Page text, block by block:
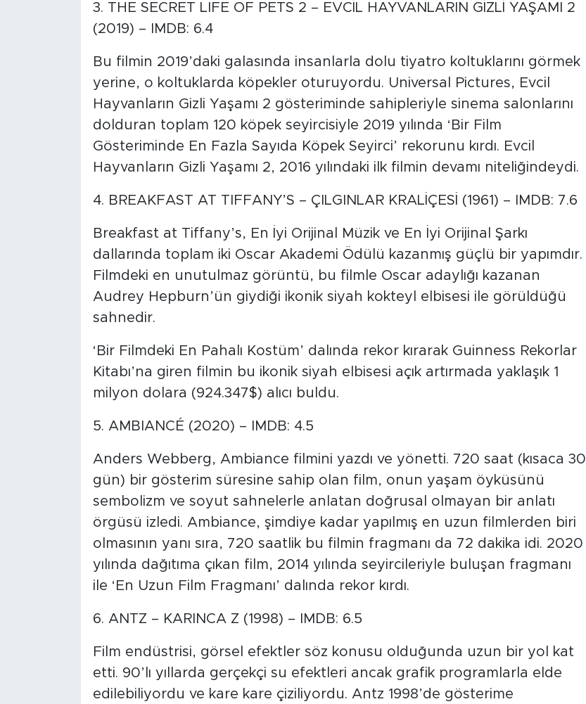
3. THE SECRET LIFE OF PETS 2 – EVCİL HAYVANLARIN GİZLİ YAŞAMI 2
(2019) – IMDB: 6.4
Bu filmin 2019’daki galasında insanlarla dolu tiyatro koltuklarını görmek
yerine, o koltuklarda köpekler oturuyordu. Universal Pictures, Evcil
Hayvanların Gizli Yaşamı 2 gösteriminde sahipleriyle sinema salonlarını
dolduran toplam 120 köpek seyircisiyle 2019 yılında ‘Bir Film
Gösteriminde En Fazla Sayıda Köpek Seyirci’ rekorunu kırdı. Evcil
Hayvanların Gizli Yaşamı 2, 2016 yılındaki ilk filmin devamı niteliğindeydi.
4. BREAKFAST AT TIFFANY’S – ÇILGINLAR KRALİÇESİ (1961) – IMDB: 7.6
Breakfast at Tiffany’s, En İyi Orijinal Müzik ve En İyi Orijinal Şarkı
dallarında toplam iki Oscar Akademi Ödülü kazanmış güçlü bir yapımdır.
Filmdeki en unutulmaz görüntü, bu filmle Oscar adaylığı kazanan
Audrey Hepburn’ün giydiği ikonik siyah kokteyl elbisesi ile görüldüğü
sahnedir.
‘Bir Filmdeki En Pahalı Kostüm’ dalında rekor kırarak Guinness Rekorlar
Kitabı’na giren filmin bu ikonik siyah elbisesi açık artırmada yaklaşık 1
milyon dolara (924.347$) alıcı buldu.
5. AMBIANCÉ (2020) – IMDB: 4.5
Anders Webberg, Ambiance filmini yazdı ve yönetti. 720 saat (kısaca 30
gün) bir gösterim süresine sahip olan film, onun yaşam öyküsünü
sembolizm ve soyut sahnelerle anlatan doğrusal olmayan bir anlatı
örgüsü izledi. Ambiance, şimdiye kadar yapılmış en uzun filmlerden biri
olmasının yanı sıra, 720 saatlik bu filmin fragmanı da 72 dakika idi. 2020
yılında dağıtıma çıkan film, 2014 yılında seyircileriyle buluşan fragmanı
ile ‘En Uzun Film Fragmanı’ dalında rekor kırdı.
6. ANTZ – KARINCA Z (1998) – IMDB: 6.5
Film endüstrisi, görsel efektler söz konusu olduğunda uzun bir yol kat
etti. 90’lı yıllarda gerçekçi su efektleri ancak grafik programlarla elde
edilebiliyordu ve kare kare çiziliyordu. Antz 1998’de gösterime